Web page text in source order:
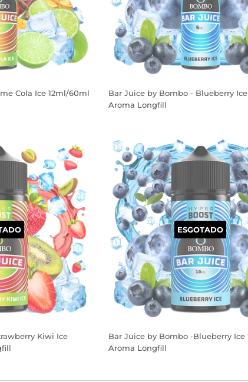
Cola Ice 12ml/60ml
Bar Juice by Bombo - Blueberry
Aroma Longfill
NORMAL
Kiwi Ice
ESGOTADO
Bar Juice by Bombo -Blueberry Ice
Aroma Longfill